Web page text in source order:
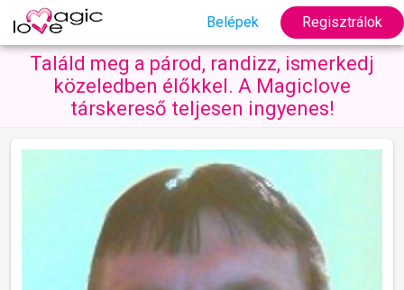
Belépek Regisztrálok
Találd meg a párod, randizz, ismerkedj
közeledben élőkkel. A Magiclove
társkereső teljesen ingyenes!